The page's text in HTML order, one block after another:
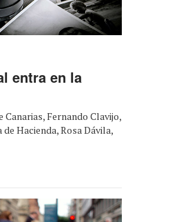
entra en la
Fernando Clavijo,
Hacienda, Rosa Dávila,